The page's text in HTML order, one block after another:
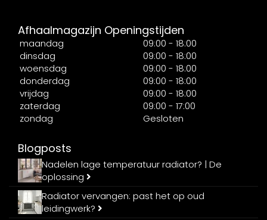
Afhaalmagazijn Openingstijden
maandag
09:00 - 18:00
dinsdag
09:00 - 18:00
woensdag
09:00 - 18:00
donderdag
09:00 - 18:00
vrijdag
09:00 - 18:00
zaterdag
09:00 - 17:00
zondag
Gesloten
Blogposts
Nadelen lage temperatuur radiator? | De
oplossing
Radiator vervangen: past het op oud
leidingwerk?